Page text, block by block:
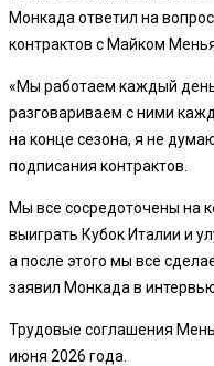
Монкада ответил на
контрактов с Майком
«Мы работаем каждый
разговариваем с ними
на конце сезона, я не
подписания контрактов.
Мы все сосредоточены на
выиграть Кубок Италии и
а после этого мы все
заявил Монкада в
Трудовые соглашения
июня 2026 года.